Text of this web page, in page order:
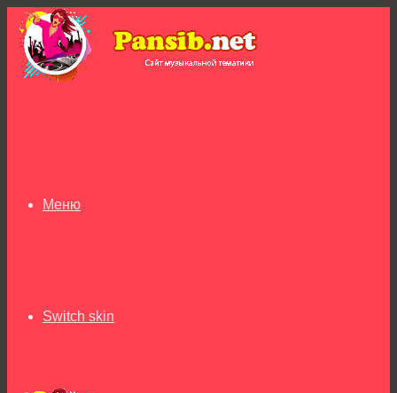
Меню
Switch skin